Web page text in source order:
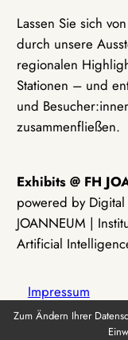
Lassen Sie sich
durch unsere
regionalen
Stationen – und
und
zusammenfließen.
Exhibits @ FH
powered by Digital
JOANNEUM |
Artificial
Impressum
Zum Ändern Ihrer